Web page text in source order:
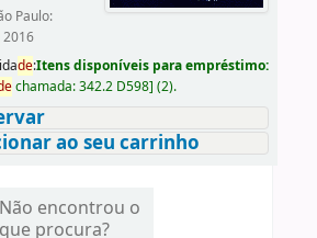
Paulo:
2016
de:Itens disponíveis para empréstimo:
chamada:342.2 D598] (2).
ao seu carrinho
Não encontrou o
que procura?